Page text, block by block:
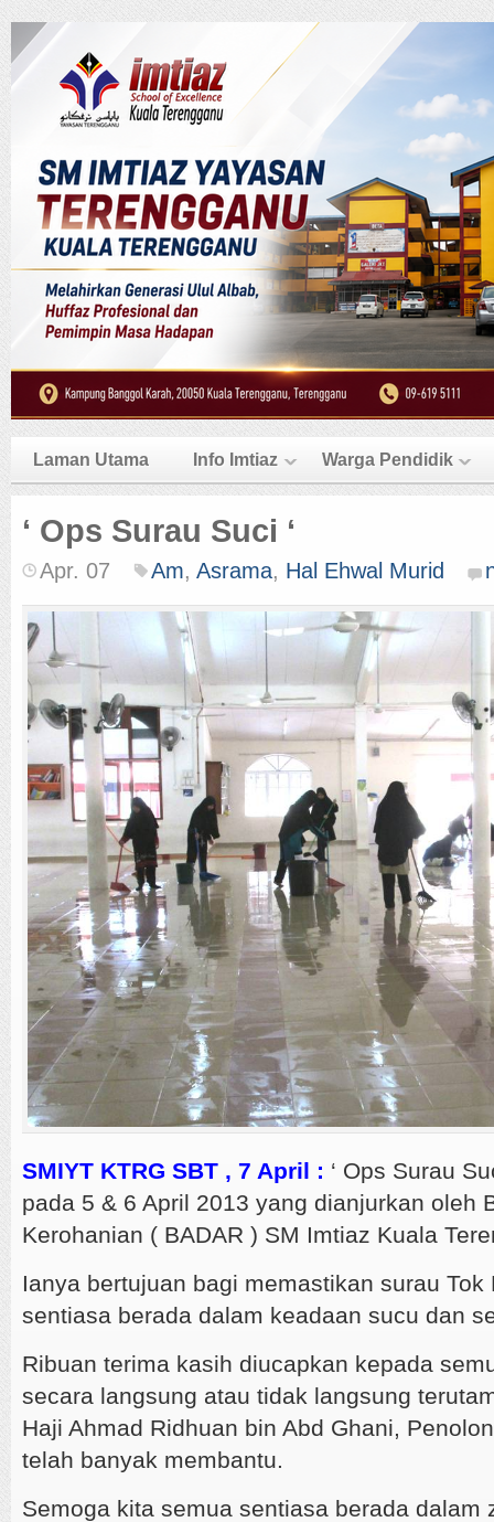
Laman Utama Info Imtiaz Warga Pendidik
‘ Ops Surau Suci ‘
Apr. 07 Am, Asrama, Hal Ehwal Murid
SMIYT KTRG SBT , 7 April : ‘ Ops Surau
pada 5 & 6 April 2013 yang dianjurkan oleh
Kerohanian ( BADAR ) SM Imtiaz Kuala
Ianya bertujuan bagi memastikan surau
sentiasa berada dalam keadaan sucu dan
Ribuan terima kasih diucapkan kepada
secara langsung atau tidak langsung
Haji Ahmad Ridhuan bin Abd Ghani,
telah banyak membantu.
Semoga kita semua sentiasa berada dalam